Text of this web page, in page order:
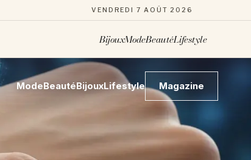
VENDREDI 7 AOÛT 2026
BijouxModeBeautéLifestyle
ModeBeautéBijouxLifestyle Magazine